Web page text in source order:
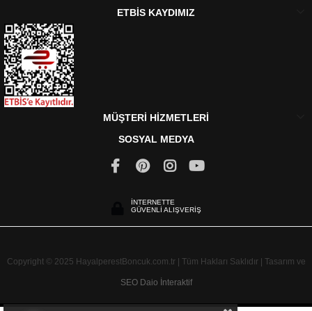
ETBİS KAYDIMIZ
MÜŞTERİ HİZMETLERİ
SOSYAL MEDYA
İNTERNETTE
GÜVENLİ ALIŞVERİŞ
Copyright © 2025 HayalperestBoncuk.com.tr | Tüm Hakları Saklıdır | Tasarım ve
SEO Daio İnteraktif